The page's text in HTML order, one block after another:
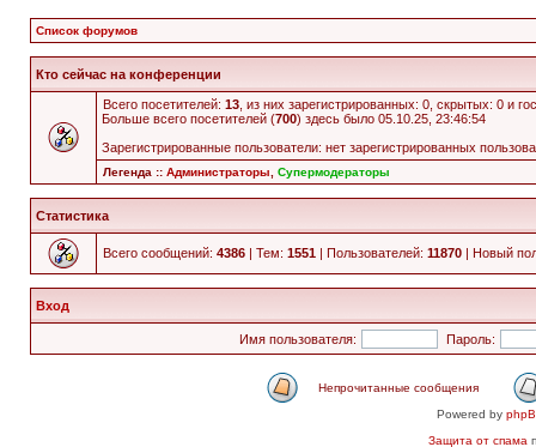
Список форумов
Кто сейчас на конференции
Всего посетителей: 13 , из них зарегистрированных: 0, скрытых: 0 и
Больше всего посетителей (700) здесь было 05.10.25, 23:46:54
Зарегистрированные пользователи: нет зарегистрированных
Легенда :: Администраторы Супермодераторы
Статистика
Всего сообщений: 4386 | Тем: 1551 | Пользователей: 11870 | Новый
Вход
Имя пользователя: Пароль:
Непрочитанные сообщения
Powered by
Защита от спама